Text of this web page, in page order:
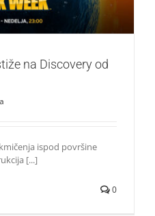
na Discovery od
ispod površine
[...]
0